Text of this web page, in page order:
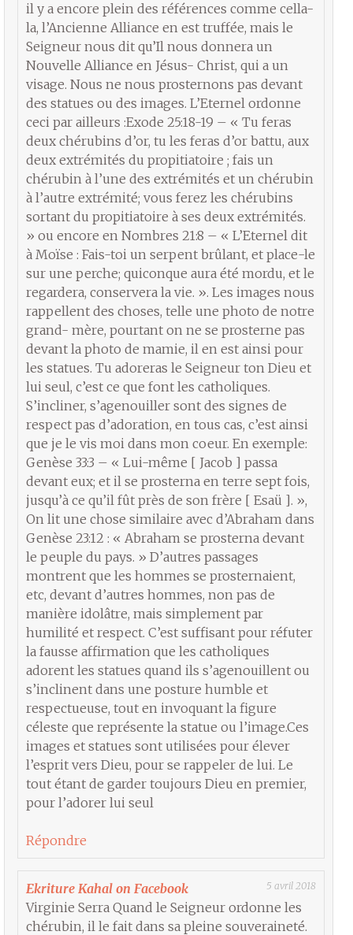
il y a encore plein des références comme cella-
la, l’Ancienne Alliance en est truffée, mais le
Seigneur nous dit qu’Il nous donnera un
Nouvelle Alliance en Jésus- Christ, qui a un
visage. Nous ne nous prosternons pas devant
des statues ou des images. L’Eternel ordonne
ceci par ailleurs :Exode 25:18-19 – « Tu feras
deux chérubins d’or, tu les feras d’or battu, aux
deux extrémités du propitiatoire ; fais un
chérubin à l’une des extrémités et un chérubin
à l’autre extrémité; vous ferez les chérubins
sortant du propitiatoire à ses deux extrémités.
» ou encore en Nombres 21:8 – « L’Eternel dit
à Moïse : Fais-toi un serpent brûlant, et place-le
sur une perche; quiconque aura été mordu, et le
regardera, conservera la vie. ». Les images nous
rappellent des choses, telle une photo de notre
grand- mère, pourtant on ne se prosterne pas
devant la photo de mamie, il en est ainsi pour
les statues. Tu adoreras le Seigneur ton Dieu et
lui seul, c’est ce que font les catholiques.
S’incliner, s’agenouiller sont des signes de
respect pas d’adoration, en tous cas, c’est ainsi
que je le vis moi dans mon coeur. En exemple:
Genèse 33:3 – « Lui-même [ Jacob ] passa
devant eux; et il se prosterna en terre sept fois,
jusqu’à ce qu’il fût près de son frère [ Esaü ]. »,
On lit une chose similaire avec d’Abraham dans
Genèse 23:12 : « Abraham se prosterna devant
le peuple du pays. » D’autres passages
montrent que les hommes se prosternaient,
etc, devant d’autres hommes, non pas de
manière idolâtre, mais simplement par
humilité et respect. C’est suffisant pour réfuter
la fausse affirmation que les catholiques
adorent les statues quand ils s’agenouillent ou
s’inclinent dans une posture humble et
respectueuse, tout en invoquant la figure
céleste que représente la statue ou l’image.Ces
images et statues sont utilisées pour élever
l’esprit vers Dieu, pour se rappeler de lui. Le
tout étant de garder toujours Dieu en premier,
pour l’adorer lui seul
Répondre
Ekriture Kahal on Facebook 5 avril 2018
Virginie Serra Quand le Seigneur ordonne les
chérubin, il le fait dans sa pleine souveraineté.